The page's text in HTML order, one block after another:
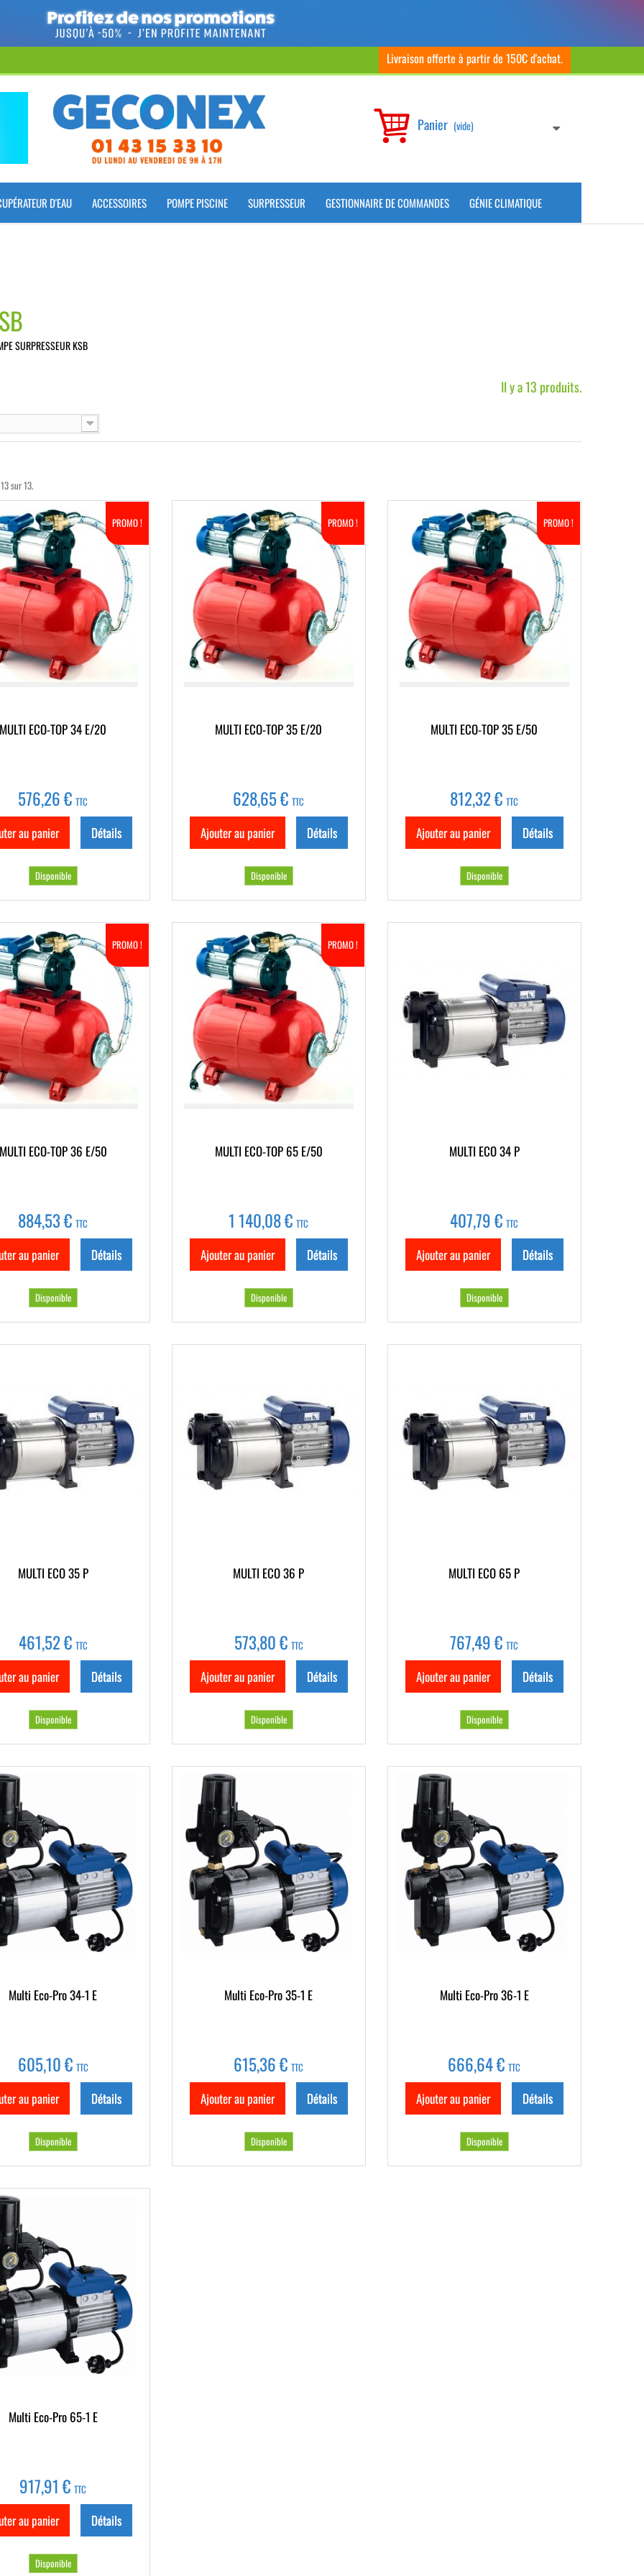
Livraison offerte à partir de 150€ d'achat.
Panier (vide)
D'EAU ACCESSOIRES POMPE PISCINE SURPRESSEUR GESTIONNAIRE DE COMMANDES GÉNIE CLIMATIQUE
SURPRESSEUR KSB
Il y a 13 produits.
sur 13.
PROMO !
MULTI ECO-TOP 34 E/20
576,26 €TTC
au panier Détails
Disponible
PROMO !
MULTI ECO-TOP 35 E/20
628,65 €TTC
Ajouter au panier Détails
Disponible
PROMO !
MULTI ECO-TOP 35 E/50
812,32 €TTC
Ajouter au panier Détails
Disponible
PROMO !
ECO-TOP 36 E/50
884,53 €TTC
au panier Détails
Disponible
PROMO !
MULTI ECO-TOP 65 E/50
1 140,08 €TTC
Ajouter au panier Détails
Disponible
MULTI ECO 34 P
407,79 €TTC
Ajouter au panier Détails
Disponible
MULTI ECO 35 P
461,52 € TTC
au panier Détails
Disponible
MULTI ECO 36 P
573,80 € TTC
Ajouter au panier Détails
Disponible
MULTI ECO 65 P
767,49 €TTC
Ajouter au panier Détails
Disponible
Multi Eco-Pro 34-1 E
605,10 € TTC
au panier Détails
Disponible
Multi Eco-Pro 35-1 E
615,36 €TTC
Ajouter au panier Détails
Disponible
Multi Eco-Pro 36-1 E
666,64 €TTC
Ajouter au panier Détails
Disponible
Multi Eco-Pro 65-1 E
917,91 €TTC
au panier Détails
Disponible